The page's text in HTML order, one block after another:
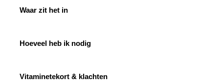
Waar zit het in
Hoeveel heb ik nodig
Vitaminetekort & klachten